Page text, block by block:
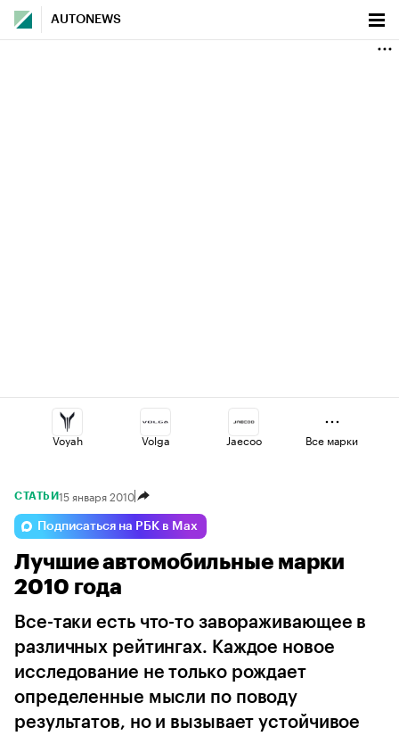
AUTONEWS
Voyah Volga Jaecoo
Haval Esteo
Omoda Geely Changan
Все марки
СТАТЬИ15 января 2010
Подписаться на РБК в Max
Лучшие автомобильные марки
2010 года
Все-таки есть что-то завораживающее в
различных рейтингах. Каждое новое
исследование не только рождает
определенные мысли по поводу
результатов, но и вызывает устойчивое